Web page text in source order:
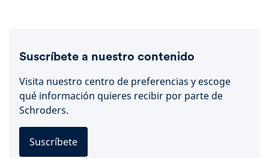
Suscríbete a nuestro contenido
Visita nuestro centro de preferencias y escoge
qué información quieres recibir por parte de
Schroders.
Suscríbete